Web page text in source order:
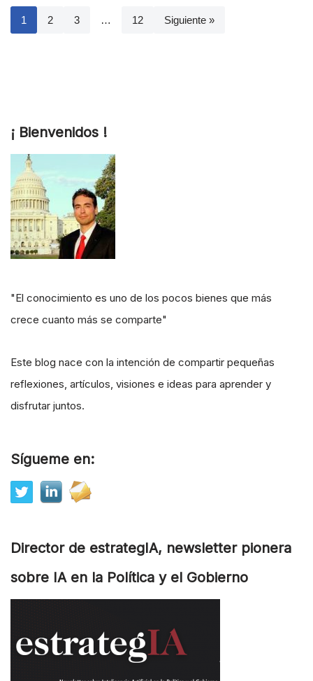
1 2 3 … 12 Siguiente »
¡ Bienvenidos !
"El conocimiento es uno de los pocos bienes que más
crece cuanto más se comparte"
Este blog nace con la intención de compartir pequeñas
reflexiones, artículos, visiones e ideas para aprender y
disfrutar juntos.
Sígueme en:
Director de estrategIA, newsletter pionera
sobre IA en la Política y el Gobierno